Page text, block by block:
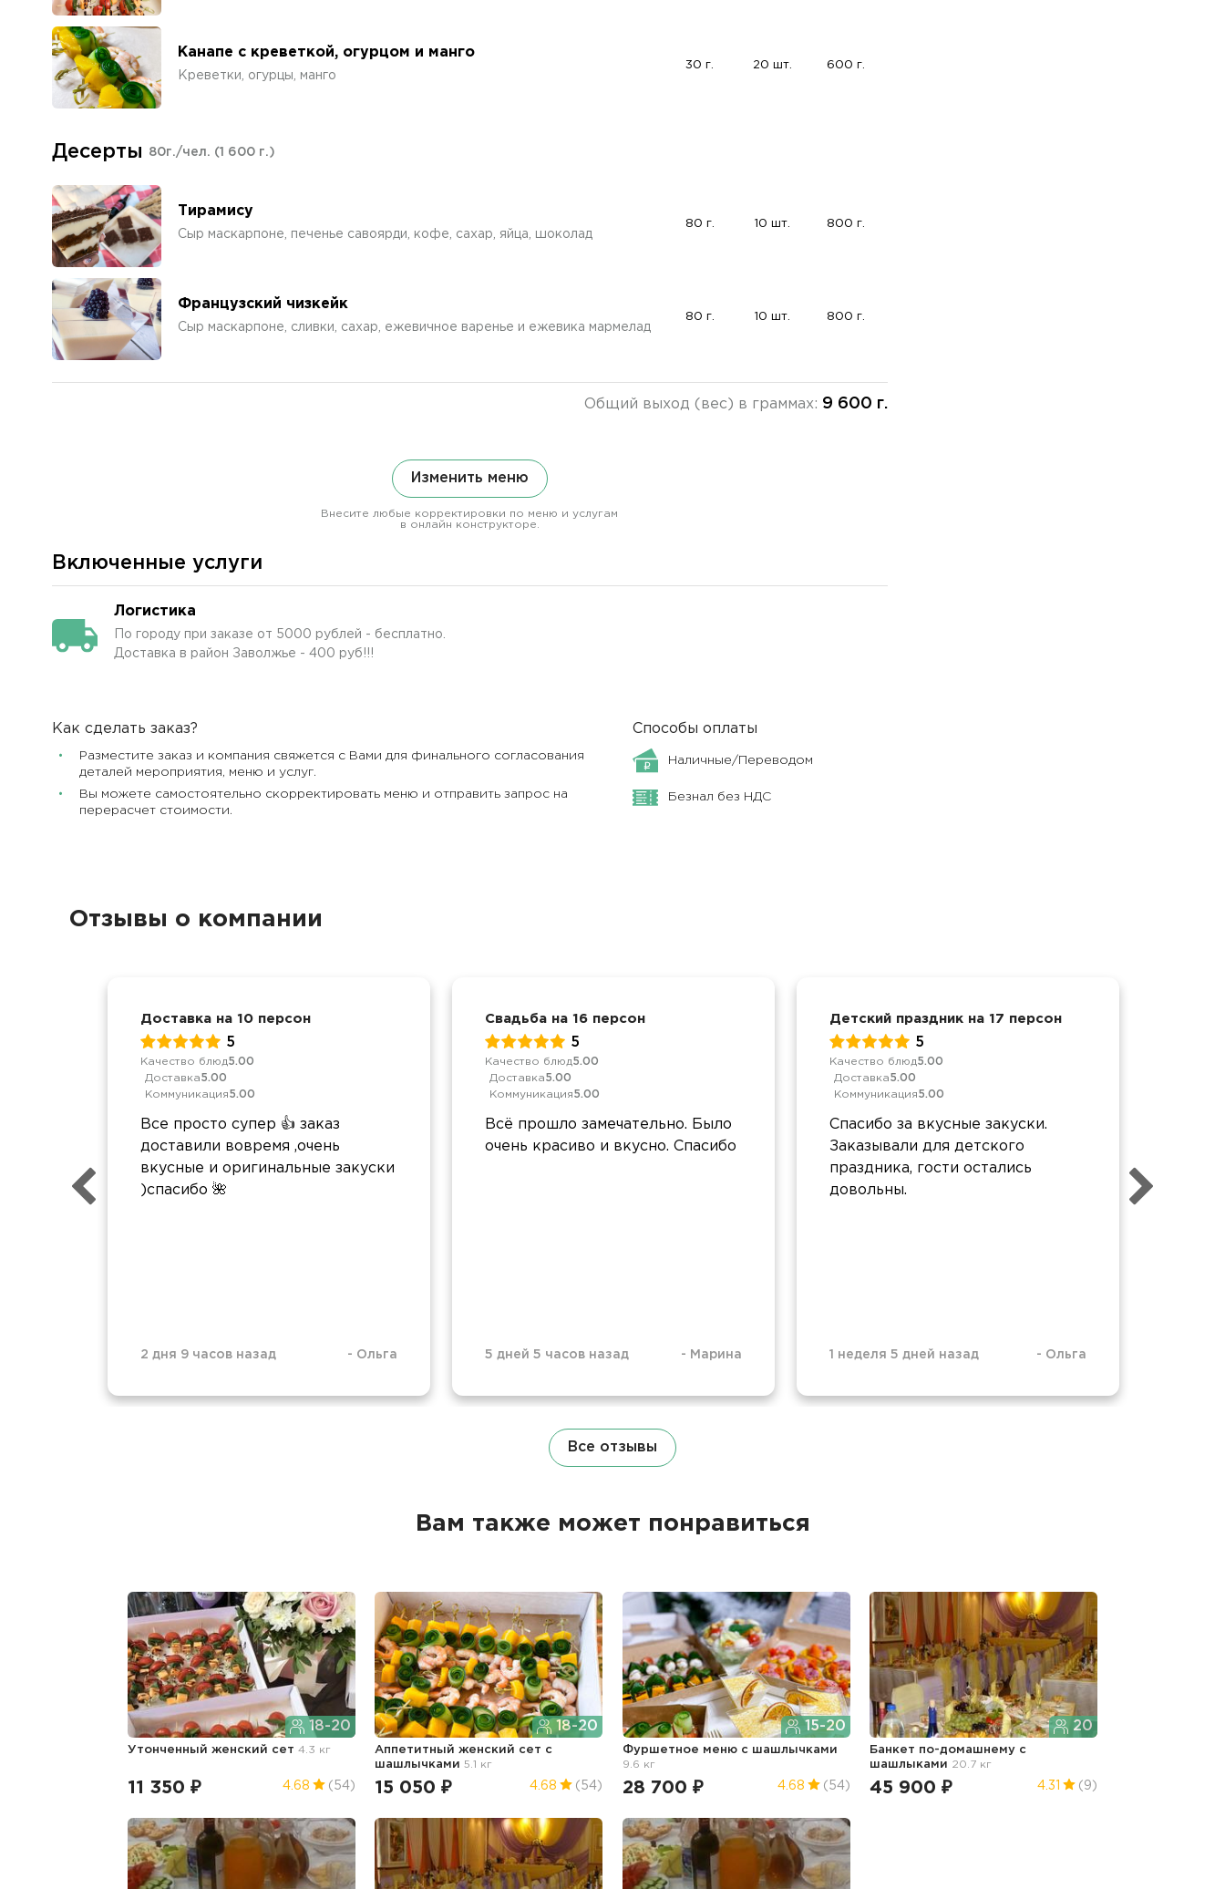
Канапе с креветкой, огурцом и манго
Креветки, огурцы, манго
30 г. 20 шт. 600 г.
Десерты 80г./чел. (1 600 г.)
Тирамису
Сыр маскарпоне, печенье савоярди, кофе, сахар, яйца, шоколад
80 г. 10 шт. 800 г.
Французский чизкейк
Сыр маскарпоне, сливки, сахар, ежевичное варенье и ежевика мармелад
80 г. 10 шт. 800 г.
Общий выход (вес) в граммах: 9 600 г.
Изменить меню
Внесите любые корректировки по меню и услугам
в онлайн конструкторе.
Включенные услуги
Логистика
По городу при заказе от 5000 рублей - бесплатно.
Доставка в район Заволжье - 400 руб!!!
Как сделать заказ?
Разместите заказ и компания свяжется с Вами для финального согласования
деталей мероприятия, меню и услуг.
Вы можете самостоятельно скорректировать меню и отправить запрос на
перерасчет стоимости.
Способы оплаты
Наличные/Переводом
Безнал без НДС
Отзывы о компании
Доставка на 10 персон
5
Качество блюд5.00
Доставка5.00
Коммуникация5.00
Все просто супер 👍 заказ
доставили вовремя ,очень
вкусные и оригинальные закуски
)спасибо 🌺
2 дня 9 часов назад - Ольга
Свадьба на 16 персон
5
Качество блюд5.00
Доставка5.00
Коммуникация5.00
Всё прошло замечательно. Было
очень красиво и вкусно. Спасибо
5 дней 5 часов назад - Марина
Детский праздник на 17 персон
5
Качество блюд5.00
Доставка5.00
Коммуникация5.00
Спасибо за вкусные закуски.
Заказывали для детского
праздника, гости остались
довольны.
1 неделя 5 дней назад - Ольга
Все отзывы
Вам также может понравиться
18-20
Утонченный женский сет 4.3 кг
11 350 ₽ 4.68 (54)
18-20
Аппетитный женский сет с
шашлычками5.1 кг
15 050 ₽ 4.68 (54)
15-20
Фуршетное меню с шашлычками
9.6 кг
28 700 ₽ 4.68 (54)
20
Банкет по-домашнему с
шашлыками 20.7 кг
45 900 ₽ 4.31 (9)